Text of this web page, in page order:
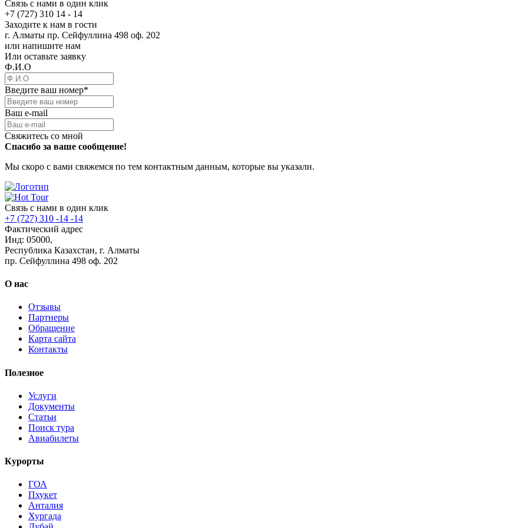
Связь с нами в один клик
+7 (727) 310 14 - 14
Заходите к нам в гости
г. Алматы пр. Сейфуллина 498 оф. 202
или напишите нам
Или оставьте заявку
Ф.И.О
Введите ваш номер*
Ваш e-mail
Свяжитесь со мной
Спасибо за ваше сообщение!
Мы скоро с вами свяжемся по тем контактным данным, которые вы указали.
Связь с нами в один клик
+7 (727) 310 -14 -14
Фактический адрес
Инд: 05000,
Республика Казахстан, г. Алматы
пр. Сейфуллина 498 оф. 202
О нас
Отзывы
Партнеры
Обращение
Карта сайта
Контакты
Полезное
Услуги
Документы
Статьи
Поиск тура
Авиабилеты
Курорты
ГОА
Пхукет
Анталия
Хургада